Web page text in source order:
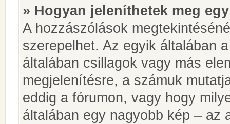
» Hogyan jeleníthetek meg
A hozzászólások
szerepelhet. Az egyik általában
általában csillagok vagy más
megjelenítésre, a számuk
eddig a fórumon, vagy hogy
általában egy nagyobb kép – az